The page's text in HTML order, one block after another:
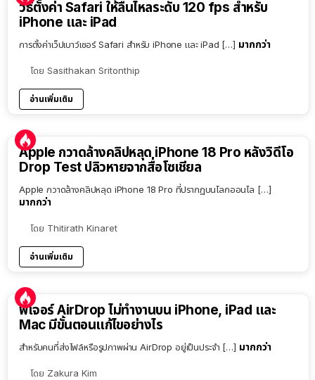
วิธีตั้งค่า Safari ให้ลื่นไหลระดับ 120 fps สำหรับ
iPhone และ iPad
การตั้งค่าเว็ปเบาว์เซอร์ Safari สำหรับ iPhone และ iPad […] มากกว่า
โดย Sasithakan Sritonthip
อ่านเพิ่มเติม
Apple กวาดล้างคลิปหลุด iPhone 18 Pro หลังวิดีโอ
Drop Test ปลิวหายจากสื่อโซเชียล
Apple กวาดล้างคลิปหลุด iPhone 18 Pro ที่ปรากฏบนโลกออนไล […]
มากกว่า
โดย Thitirath Kinaret
อ่านเพิ่มเติม
ฟีเจอร์ AirDrop ไม่ทำงานบน iPhone, iPad และ
Mac มีขั้นตอนแก้ไขอย่างไร
สำหรับคนที่ส่งไฟล์หรือรูปภาพผ่าน AirDrop อยู่เป็นประจำ […] มากกว่า
โดย Zakura Kim